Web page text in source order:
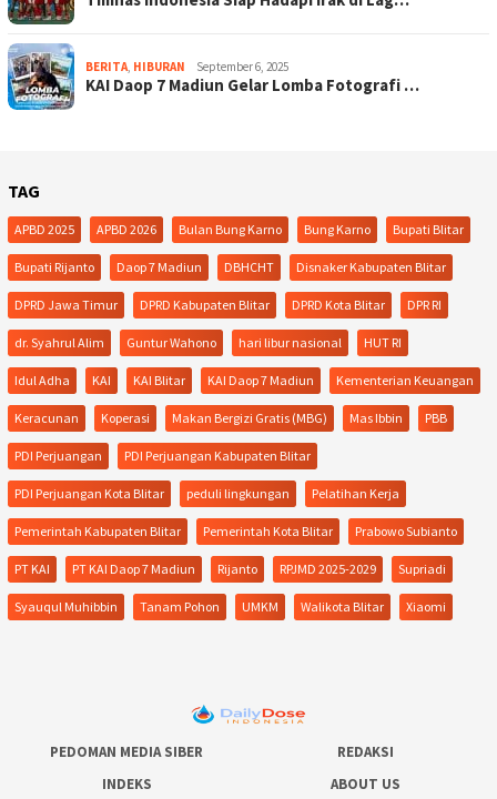
BERITA, HIBURAN September 6, 2025
KAI Daop 7 Madiun Gelar Lomba Fotografi …
TAG
APBD 2025 APBD 2026 Bulan Bung Karno Bung Karno Bupati Blitar
Bupati Rijanto Daop 7 Madiun DBHCHT Disnaker Kabupaten Blitar
DPRD Jawa Timur DPRD Kabupaten Blitar DPRD Kota Blitar DPR RI
dr. Syahrul Alim Guntur Wahono hari libur nasional HUT RI
Idul Adha KAI KAI Blitar KAI Daop 7 Madiun Kementerian Keuangan
Keracunan Koperasi Makan Bergizi Gratis (MBG) Mas Ibbin PBB
PDI Perjuangan PDI Perjuangan Kabupaten Blitar
PDI Perjuangan Kota Blitar peduli lingkungan Pelatihan Kerja
Pemerintah Kabupaten Blitar Pemerintah Kota Blitar Prabowo Subianto
PT KAI PT KAI Daop 7 Madiun Rijanto RPJMD 2025-2029 Supriadi
Syauqul Muhibbin Tanam Pohon UMKM Walikota Blitar Xiaomi
PEDOMAN MEDIA SIBER
REDAKSI
INDEKS
ABOUT US